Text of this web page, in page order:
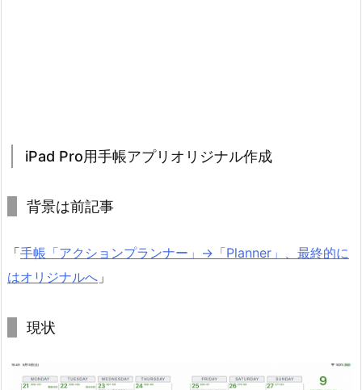
iPad Pro用手帳アプリオリジナル作成
背景は前記事
「手帳「アクションプランナー」→「Planner」、最終的に
はオリジナルへ 」
現状